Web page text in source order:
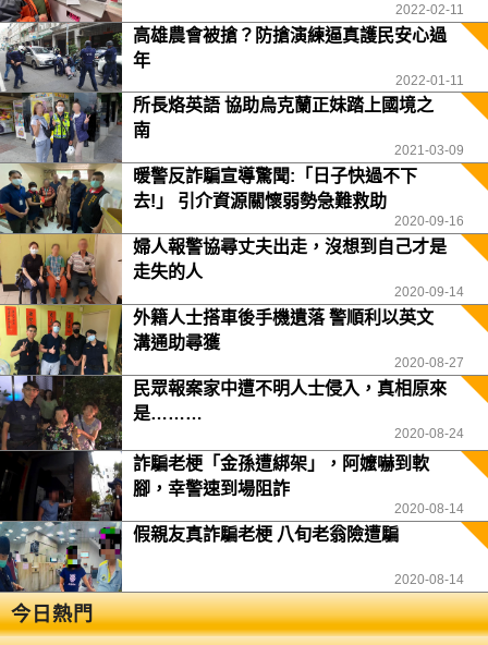
2022-02-11
高雄農會被搶？防搶演練逼真護民安心過
年
2022-01-11
所長烙英語 協助烏克蘭正妹踏上國境之
南
2021-03-09
暖警反詐騙宣導驚聞:「日子快過不下
去!」 引介資源關懷弱勢急難救助
2020-09-16
婦人報警協尋丈夫出走，沒想到自己才是
走失的人
2020-09-14
外籍人士搭車後手機遺落 警順利以英文
溝通助尋獲
2020-08-27
民眾報案家中遭不明人士侵入，真相原來
是………
2020-08-24
詐騙老梗「金孫遭綁架」，阿嬤嚇到軟
腳，幸警速到場阻詐
2020-08-14
假親友真詐騙老梗 八旬老翁險遭騙
2020-08-14
今日熱門